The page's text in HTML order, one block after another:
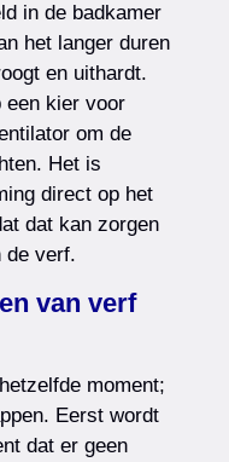
in de badkamer
het langer duren
en uithardt.
een kier voor
om de
Het is
direct op het
dat kan zorgen
de verf.
van verf
moment;
Eerst wordt
dat er geen